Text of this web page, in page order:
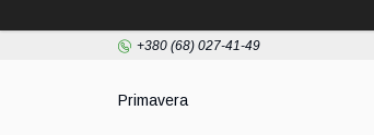
+380 (68) 027-41-49
Primavera